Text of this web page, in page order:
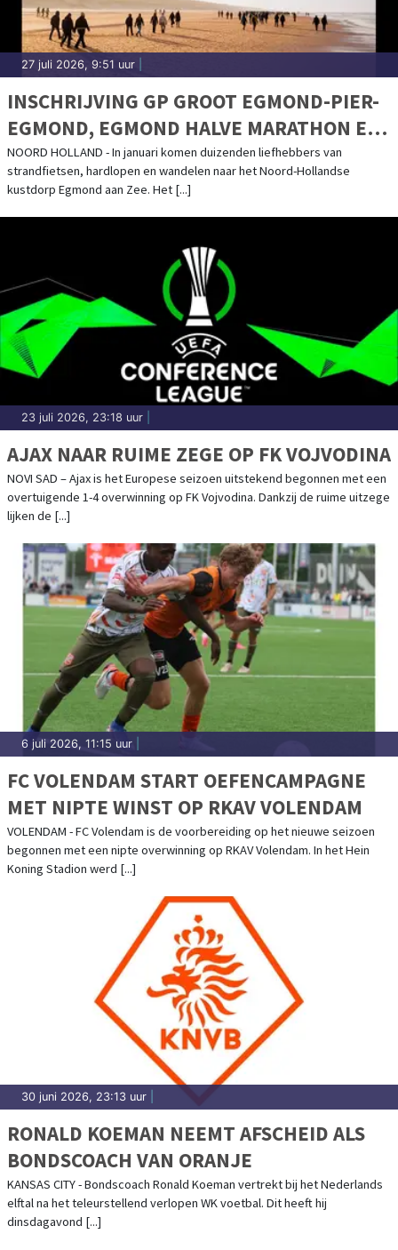
27 juli 2026, 9:51 uur
INSCHRIJVING GP GROOT EGMOND-PIER-
EGMOND, EGMOND HALVE MARATHON EN
HOTEL IN EGMOND WANDEL MARATHON
GEOPEND
NOORD HOLLAND - In januari komen duizenden liefhebbers van
strandfietsen, hardlopen en wandelen naar het Noord-Hollandse
kustdorp Egmond aan Zee. Het [...]
23 juli 2026, 23:18 uur
AJAX NAAR RUIME ZEGE OP FK VOJVODINA
NOVI SAD – Ajax is het Europese seizoen uitstekend begonnen met een
overtuigende 1-4 overwinning op FK Vojvodina. Dankzij de ruime uitzege
lijken de [...]
6 juli 2026, 11:15 uur
FC VOLENDAM START OEFENCAMPAGNE
MET NIPTE WINST OP RKAV VOLENDAM
VOLENDAM - FC Volendam is de voorbereiding op het nieuwe seizoen
begonnen met een nipte overwinning op RKAV Volendam. In het Hein
Koning Stadion werd [...]
30 juni 2026, 23:13 uur
RONALD KOEMAN NEEMT AFSCHEID ALS
BONDSCOACH VAN ORANJE
KANSAS CITY - Bondscoach Ronald Koeman vertrekt bij het Nederlands
elftal na het teleurstellend verlopen WK voetbal. Dit heeft hij
dinsdagavond [...]